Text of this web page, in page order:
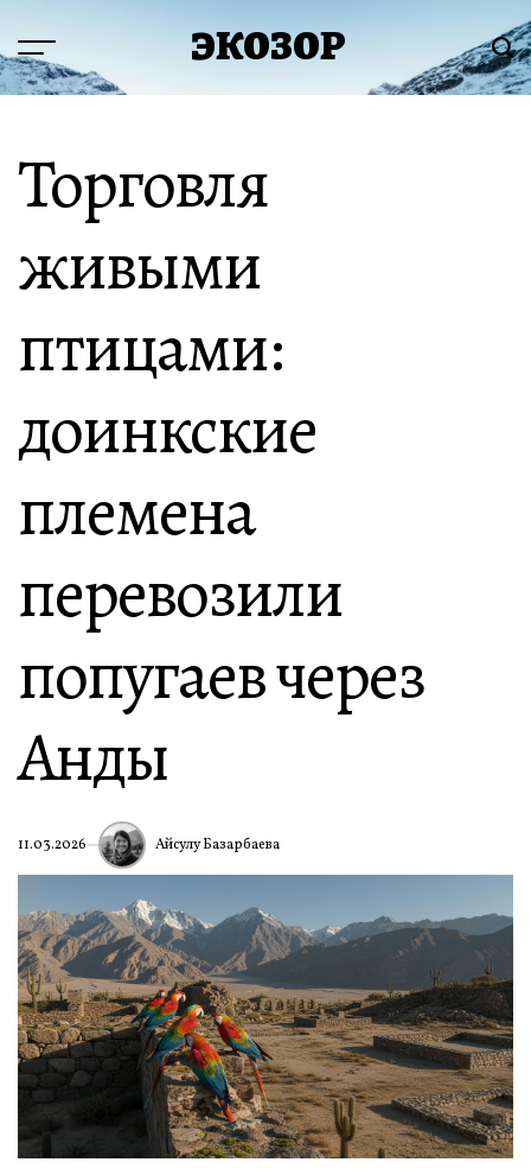
содержимому
Меню ЭКОЗОР
Торговля
живыми
птицами:
доинкские
племена
перевозили
попугаев через
Анды
11.03.2026 Айсулу Базарбаева